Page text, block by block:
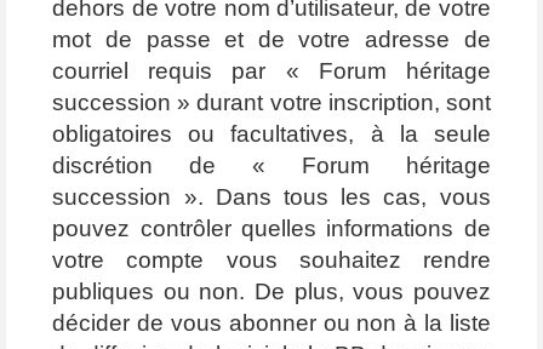
dehors de votre nom d’utilisateur, de votre
mot de passe et de votre adresse de
courriel requis par « Forum héritage
succession » durant votre inscription, sont
obligatoires ou facultatives, à la seule
discrétion de « Forum héritage
succession ». Dans tous les cas, vous
pouvez contrôler quelles informations de
votre compte vous souhaitez rendre
publiques ou non. De plus, vous pouvez
décider de vous abonner ou non à la liste